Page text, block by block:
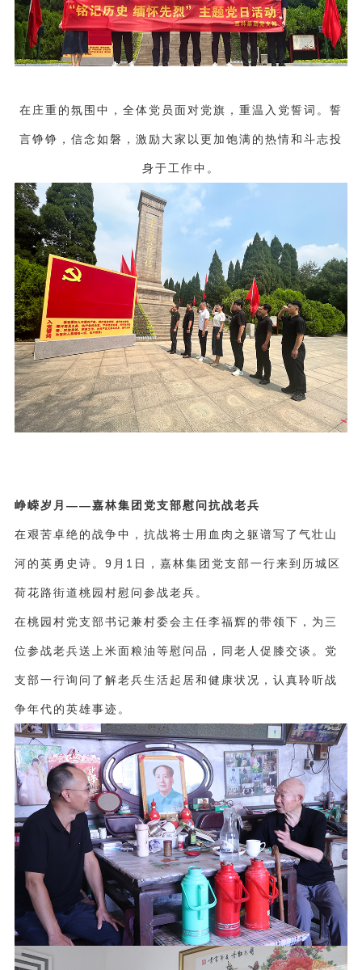
在庄重的氛围中，全体党员面对党旗，重温入党誓词。誓
言铮铮，信念如磐，激励大家以更加饱满的热情和斗志投
身于工作中。
峥嵘岁月——嘉林集团党支部慰问抗战老兵
在艰苦卓绝的战争中，抗战将士用血肉之躯谱写了气壮山
河的英勇史诗。9月1日，嘉林集团党支部一行来到历城区
荷花路街道桃园村慰问参战老兵。
在桃园村党支部书记兼村委会主任李福辉的带领下，为三
位参战老兵送上米面粮油等慰问品，同老人促膝交谈。党
支部一行询问了解老兵生活起居和健康状况，认真聆听战
争年代的英雄事迹。